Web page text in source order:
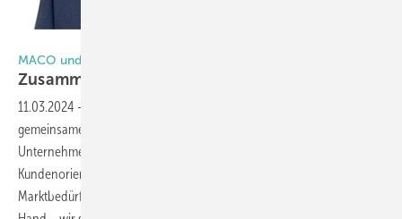
MACO und HAUTAU
Zusammen für den
11.03.2024 -
gemeinsame Weg von Maco und Hautau unter einem
Unternehmensdach zeigt sich in einer ausgeprägten
Kundenorientierung: „Es geht uns um die bestmögliche Erfüllung der
Marktbedürfnisse. Rund um den Beschlag bieten wir alles aus einer